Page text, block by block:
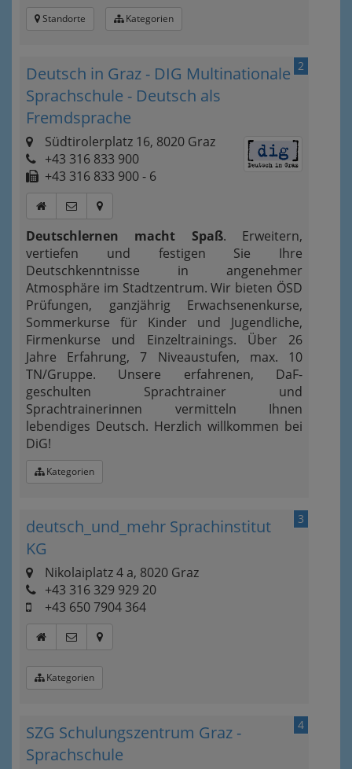
Standorte Kategorien
2
Deutsch in Graz - DIG Multinationale
Sprachschule - Deutsch als
Fremdsprache
Südtirolerplatz 16, 8020 Graz
+43 316 833 900
+43 316 833 900 - 6
Deutschlernen macht Spaß. Erweitern,
vertiefen und festigen Sie Ihre
Deutschkenntnisse in angenehmer
Atmosphäre im Stadtzentrum. Wir bieten ÖSD
Prüfungen, ganzjährig Erwachsenenkurse,
Sommerkurse für Kinder und Jugendliche,
Firmenkurse und Einzeltrainings. Über 26
Jahre Erfahrung, 7 Niveaustufen, max. 10
TN/Gruppe. Unsere erfahrenen, DaF-
geschulten Sprachtrainer und
Sprachtrainerinnen vermitteln Ihnen
lebendiges Deutsch. Herzlich willkommen bei
DiG!
Kategorien
3
deutsch_und_mehr Sprachinstitut
KG
Nikolaiplatz 4 a, 8020 Graz
+43 316 329 929 20
+43 650 7904 364
Kategorien
4
SZG Schulungszentrum Graz -
Sprachschule